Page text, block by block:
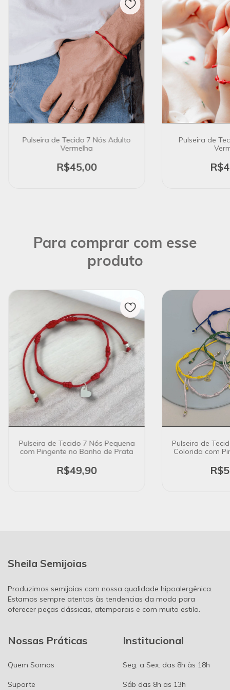
Pulseira de Tecido 7 Nós Adulto
Vermelha
R$45,00
Pulseira de
Para comprar com esse
produto
Pulseira de Tecido 7 Nós Pequena
com Pingente no Banho de Prata
R$49,90
Pulseira de
Colorida com
Sheila Semijoias
Produzimos semijoias com nossa qualidade hipoalergênica.
Estamos sempre atentas às tendencias da moda para
oferecer peças clássicas, atemporais e com muito estilo.
Nossas Práticas
Quem Somos
Suporte
Institucional
Seg. a Sex. das 8h às 18h
Sáb das 8h as 13h